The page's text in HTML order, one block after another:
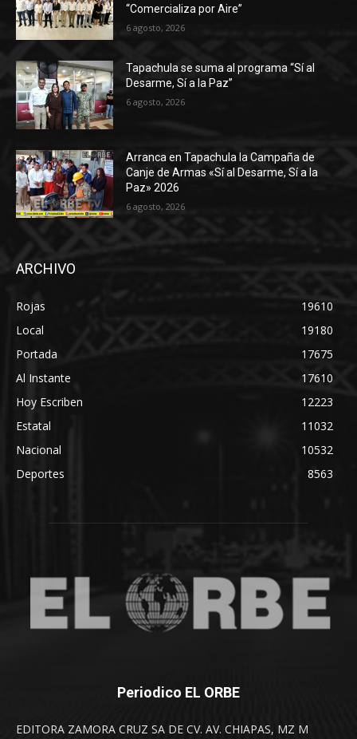
“Comercializa por Aire”
6 agosto, 2026
Tapachula se suma al programa “Sí al
Desarme, Sí a la Paz”
6 agosto, 2026
Arranca en Tapachula la Campaña de
Canje de Armas «Sí al Desarme, Sí a la
Paz» 2026
6 agosto, 2026
ARCHIVO
Rojas
19610
Local
19180
Portada
17675
Al Instante
17610
Hoy Escriben
12223
Estatal
11032
Nacional
10532
Deportes
8563
Periodico EL ORBE
EDITORA ZAMORA CRUZ SA DE CV. AV. CHIAPAS, MZ M